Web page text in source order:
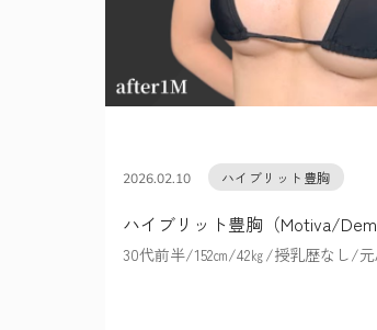
2026.02.10 ハイブリット豊胸
ハイブリット豊胸（Motiva/
30代前半/152㎝/42㎏/授乳歴なし/